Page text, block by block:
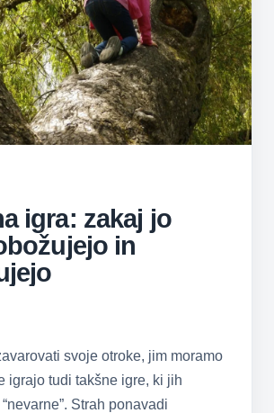
igra: zakaj jo
in
svoje otroke, jim moramo
igrajo tudi takšne igre, ki jih
Strah ponavadi